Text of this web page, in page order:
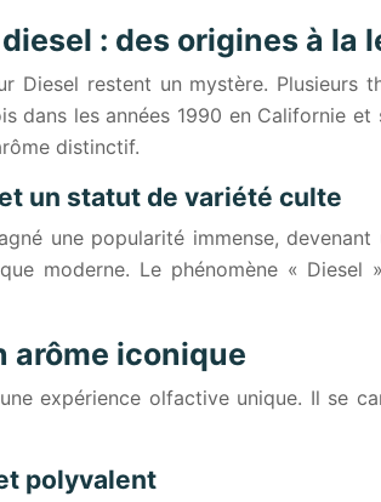
: des origines à la
Diesel restent un mystère.
dans les années 1990 en Californie
distinctif.
un statut de variété culte
une popularité immense,
moderne. Le phénomène «
arôme iconique
expérience olfactive unique. Il se
polyvalent